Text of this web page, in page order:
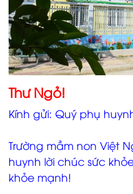
THỰC ĐƠN
THỜI GIAN BIỂU
TIN TỨC
HÌNH ẢNH
HỌC LIỆU ĐIỆN TỬ
LIÊN HỆ
Thư Ngỏ!
Kính gửi: Quý phụ
Trường mầm non Việt
huynh lời chúc sức
khỏe mạnh!